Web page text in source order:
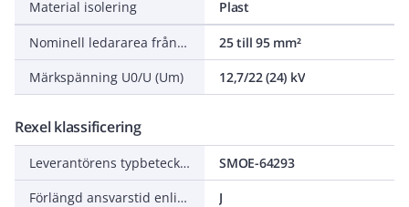
Material isolering
Plast
Nominell ledararea från/till
25 till 95 mm²
Märkspänning U0/U (Um)
12,7/22 (24) kV
Rexel klassificering
Leverantörens typbeteckning
SMOE-64293
Förlängd ansvarstid enligt ALEM-09
J